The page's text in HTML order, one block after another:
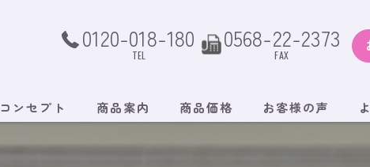
0120-018-180
TEL
0568-22-2373
FAX
コンセプト 商品案内 商品価格 お客様の声